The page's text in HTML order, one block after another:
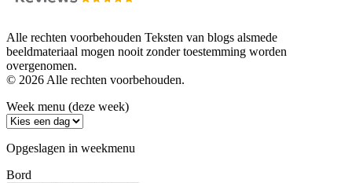
Alle rechten voorbehouden Teksten van blogs alsmede
beeldmateriaal mogen nooit zonder toestemming worden
overgenomen.
© 2026 Alle rechten voorbehouden.
Week menu (deze week)
Opgeslagen in weekmenu
Bord